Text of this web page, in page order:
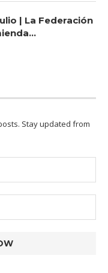
| La Federación
Stay updated from